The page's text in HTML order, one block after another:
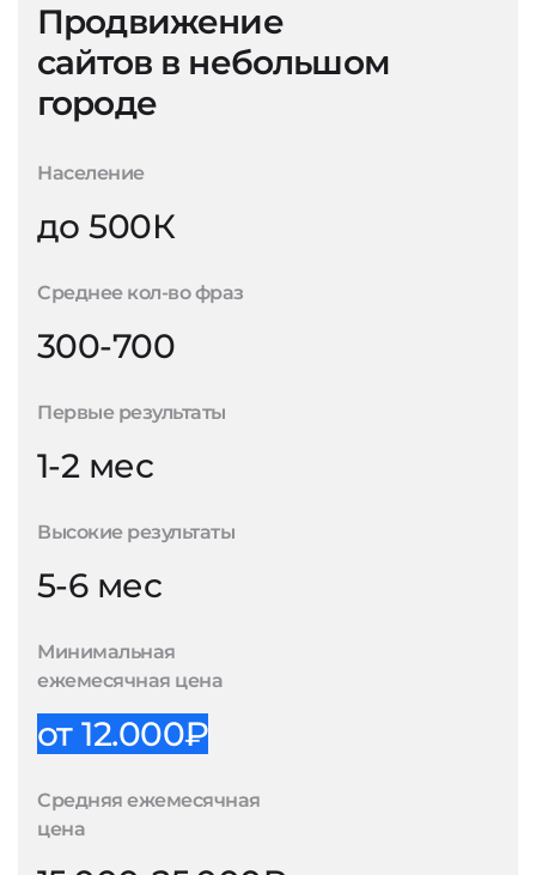
Продвижение
сайтов в небольшом
городе
Население
до 500К
Среднее кол-во фраз
300-700
Первые результаты
1-2 мес
Высокие результаты
5-6 мес
Минимальная
ежемесячная цена
от 12.000₽
Средняя ежемесячная
цена